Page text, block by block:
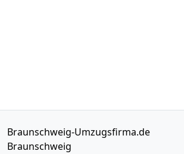
Braunschweig-Umzugsfirma.de
Braunschweig